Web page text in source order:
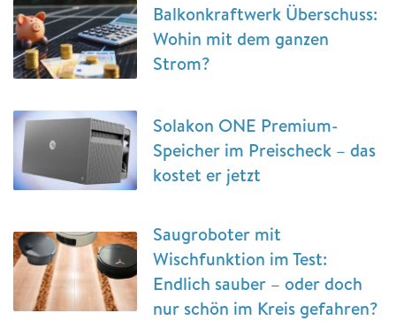
Balkonkraftwerk Überschuss:
Wohin mit dem ganzen
Strom?
Solakon ONE Premium-
Speicher im Preischeck – das
kostet er jetzt
Saugroboter mit
Wischfunktion im Test:
Endlich sauber – oder doch
nur schön im Kreis gefahren?